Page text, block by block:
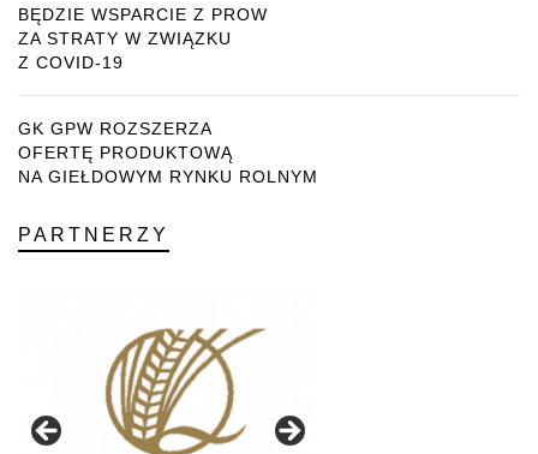
BĘDZIE WSPARCIE Z PROW
ZA STRATY W ZWIĄZKU
Z COVID-19
GK GPW ROZSZERZA
OFERTĘ PRODUKTOWĄ
NA GIEŁDOWYM RYNKU ROLNYM
PARTNERZY